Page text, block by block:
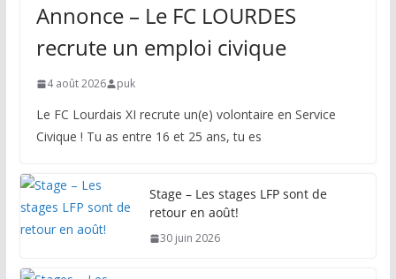
Annonce – Le FC LOURDES
recrute un emploi civique
4 août 2026 puk
Le FC Lourdais XI recrute un(e) volontaire en Service
Civique ! Tu as entre 16 et 25 ans, tu es
Stage – Les stages LFP sont de
retour en août!
30 juin 2026